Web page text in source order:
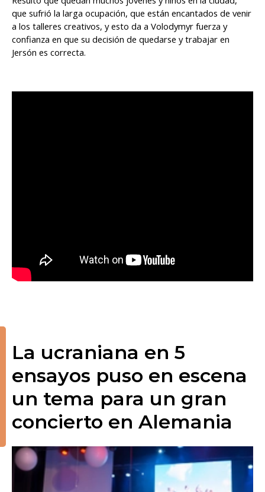
que sufrió la larga ocupación, que están encantados de venir
a los talleres creativos, y esto da a Volodymyr fuerza y
confianza en que su decisión de quedarse y trabajar en
Jersón es correcta.
La ucraniana en 5
ensayos puso en escena
un tema para un gran
concierto en Alemania